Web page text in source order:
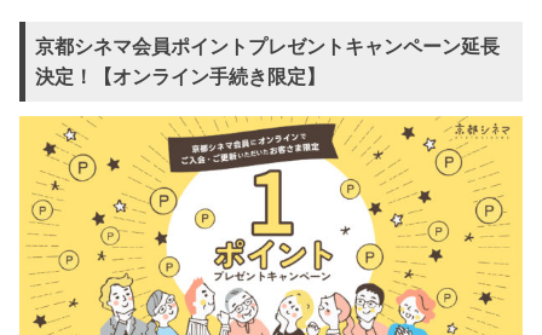
京都シネマ会員ポイントプレゼントキャンペーン延長
決定！【オンライン手続き限定】